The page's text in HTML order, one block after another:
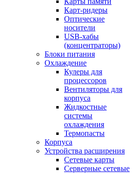
Карт-ридеры
Оптические
носители
USB-хабы
(концентраторы)
Блоки питания
Охлаждение
Кулеры для
процессоров
Вентиляторы для
корпуса
Жидкостные
системы
охлаждения
Термопасты
Корпуса
Устройства расширения
Сетевые карты
Серверные сетевые